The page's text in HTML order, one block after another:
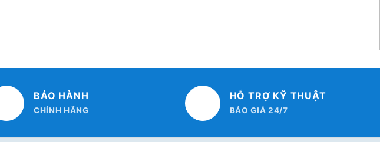
BẢO HÀNH
CHÍNH HÃNG
HỖ TRỢ KỸ THUẬT
BÁO GIÁ 24/7